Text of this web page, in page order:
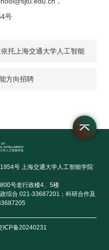
号
托上海交通大学人工智能
方向招聘
号 上海交通大学人工智能学院
号老行政楼4、5楼
综合 021-33687201；科研合作及
ICP备20240231